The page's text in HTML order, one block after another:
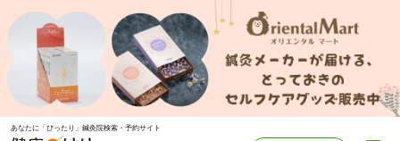
あなたに「ぴったり」鍼灸院検索・予約サイト